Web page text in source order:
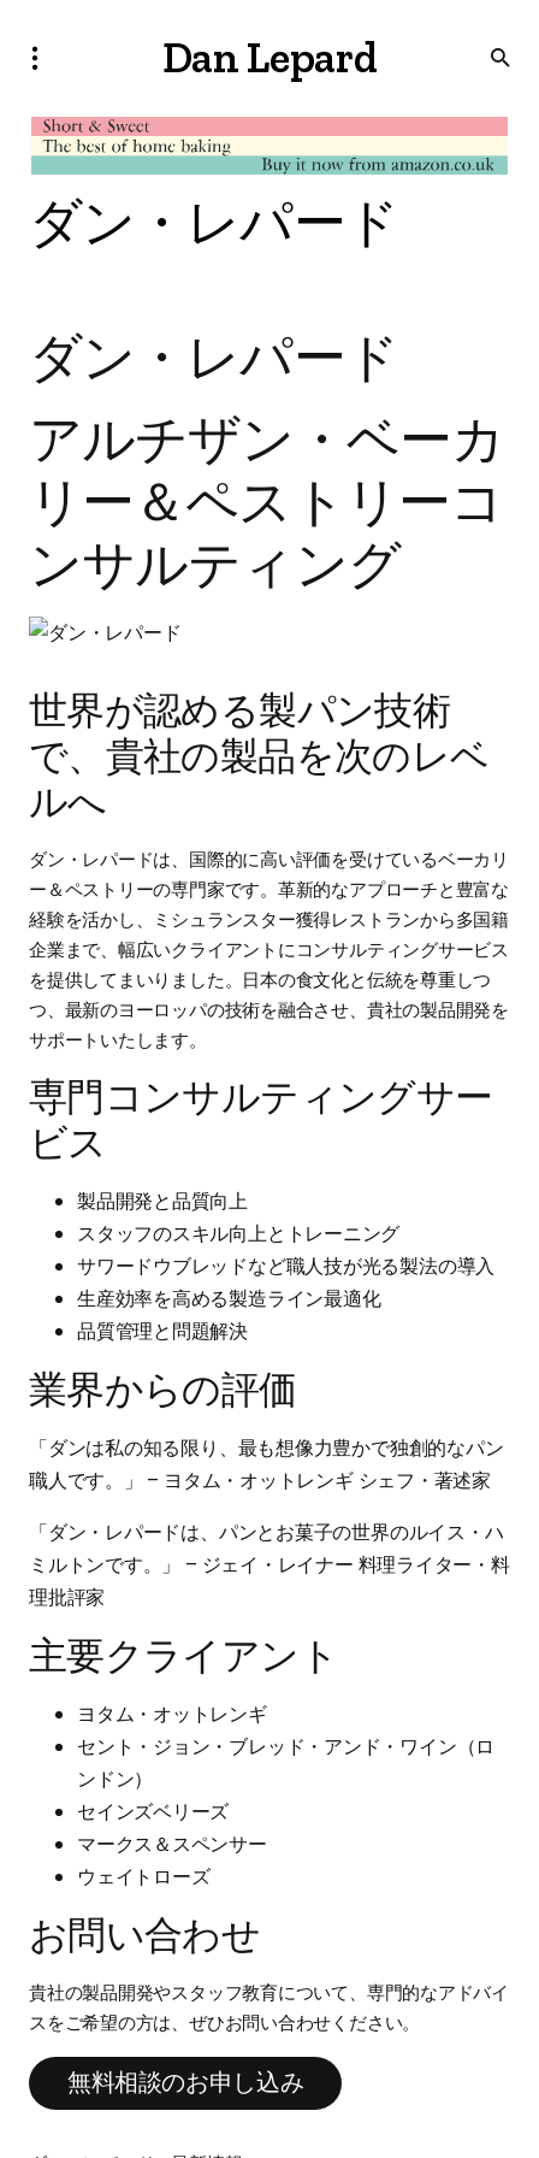
Dan Lepard
ダン・レパード
ダン・レパード
アルチザン・ベーカ
リー＆ペストリーコ
ンサルティング
世界が認める製パン技術
で、貴社の製品を次のレベ
ルへ
ダン・レパードは、国際的に高い評価を受けているベーカリ
ー＆ペストリーの専門家です。革新的なアプローチと豊富な
経験を活かし、ミシュランスター獲得レストランから多国籍
企業まで、幅広いクライアントにコンサルティングサービス
を提供してまいりました。日本の食文化と伝統を尊重しつ
つ、最新のヨーロッパの技術を融合させ、貴社の製品開発を
サポートいたします。
専門コンサルティングサー
ビス
製品開発と品質向上
スタッフのスキル向上とトレーニング
サワードウブレッドなど職人技が光る製法の導入
生産効率を高める製造ライン最適化
品質管理と問題解決
業界からの評価
「ダンは私の知る限り、最も想像力豊かで独創的なパン
職人です。」 – ヨタム・オットレンギ シェフ・著述家
「ダン・レパードは、パンとお菓子の世界のルイス・ハ
ミルトンです。」 – ジェイ・レイナー 料理ライター・料
理批評家
主要クライアント
ヨタム・オットレンギ
セント・ジョン・ブレッド・アンド・ワイン（ロ
ンドン）
セインズベリーズ
マークス＆スペンサー
ウェイトローズ
お問い合わせ
貴社の製品開発やスタッフ教育について、専門的なアドバイ
スをご希望の方は、ぜひお問い合わせください。
無料相談のお申し込み